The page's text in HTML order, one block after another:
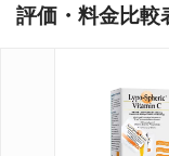
評価・料金比較